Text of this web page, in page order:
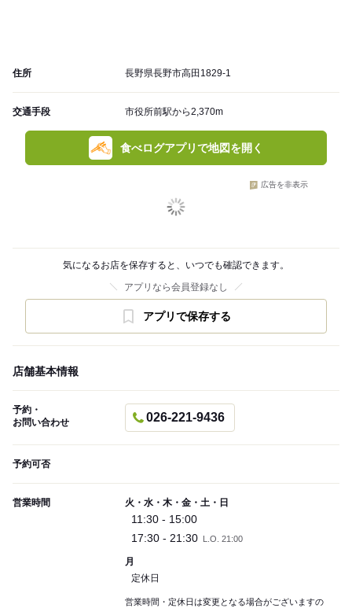
住所 長野県長野市高田1829-1
交通手段 市役所前駅から2,370m
食べログアプリで地図を開く
広告を非表示
気になるお店を保存すると、いつでも確認できます。
アプリなら会員登録なし
アプリで保存する
店舗基本情報
予約・
お問い合わせ
026-221-9436
予約可否
営業時間 火・水・木・金・土・日
11:30 - 15:00
17:30 - 21:30
L.O. 21:00
月
定休日
営業時間・定休日は変更となる場合がございますの